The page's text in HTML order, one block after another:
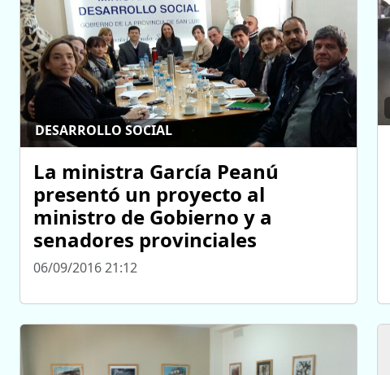
DESARROLLO SOCIAL
La ministra García Peanú
presentó un proyecto al
ministro de Gobierno y a
senadores provinciales
06/09/2016 21:12